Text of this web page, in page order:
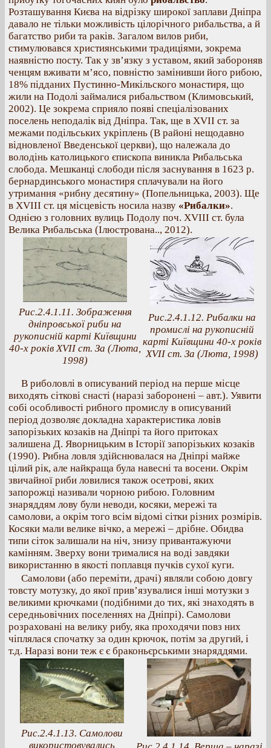
Розташування Києва на відрізку широкої заплави Дніпра
давало не тільки можливість цілорічного рибальства, а й
багатство риби та раків. Загалом вилов риби,
стимулювався християнськими традиціями, зокрема
наявністю посту. Так у зв’язку з уставом, який забороняв
ченцям вживати м’ясо, повністю замінивши його рибою,
18% підданих Пустинно-Микільского монастиря, що
жили на Подолі займалися рибальством (Климовський,
2002). Це зокрема сприяло появі спеціалізованих
поселень неподалік від Дніпра. Так, ще в XVII ст. за
межами подільських укріплень (В районі нещодавно
відновленої Введенської церкви), що належала до
володінь католицького єпископа виникла Рибальська
слобода. Мешканці слободи після заснування в 1623 р.
бернардинського монастиря сплачували на його
утримання «рибну десятину» (Попельницька, 2003). Ще
в XVIII ст. ця місцевість носила назву «Рибалки».
Однією з головних вулиць Подолу поч. XVIII ст. була
Велика Рибальська (Ілюстрована.., 2012).
Рис.2.4.1.11. Зображення
дніпровської риби на
рукописній карті Київщини
40-х років ХVІІ ст. За (Люта,
1998)
Рис.2.4.1.12. Рибалки на
промислі на рукописній
карті Київщини 40-х років
ХVІІ ст. За (Люта, 1998)
В риболовлі в описуваний період на перше місце
виходять сіткові снасті (наразі заборонені – авт.). Уявити
собі особливості рибного промислу в описуваний
період дозволяє докладна характеристика ловів
запорізьких козаків на Дніпрі та його притоках
залишена Д. Яворницьким в Історії запорізьких козаків
(1990). Рибна ловля здійснювалася на Дніпрі майже
цілий рік, але найкраща була навесні та восени. Окрім
звичайної риби ловилися також осетрові, яких
запорожці називали чорною рибою. Головним
знаряддям лову були неводи, косяки, мережі та
самолови, а окрім того всім відомі сітки різних розмірів.
Косяки мали велике вічко, а мережі – дрібне. Обидва
типи сіток залишали на ніч, знизу привантажуючи
камінням. Зверху вони трималися на воді завдяки
використанню в якості поплавця пучків сухої куги.
Самолови (або переміти, драчі) являли собою довгу
товсту мотузку, до якої прив’язувалися інші мотузки з
великими крючками (подібними до тих, які знаходять в
середньовічних поселеннях на Дніпрі). Самолови
розраховані на велику рибу, яка проходячи повз них
чіплялася спочатку за один крючок, потім за другий, і
т.д. Наразі вони теж є є браконьєрськими знаряддями.
Рис.2.4.1.13. Самолови
використовувались